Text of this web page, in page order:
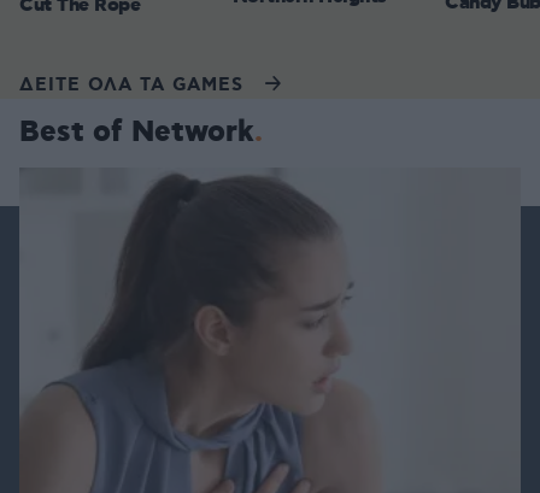
Cut The Rope
ΔΕΙΤΕ ΟΛΑ ΤΑ GAMES
Best of Network